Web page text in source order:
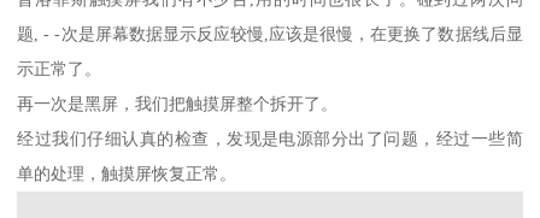
题, - -次是屏幕数据显示反应较慢,应该是很慢，在更换了数据线后显
示正常了。
再一次是黑屏，我们把触摸屏整个拆开了。
经过我们仔细认真的检查，发现是电源部分出了问题，经过一些简
单的处理，触摸屏恢复正常。